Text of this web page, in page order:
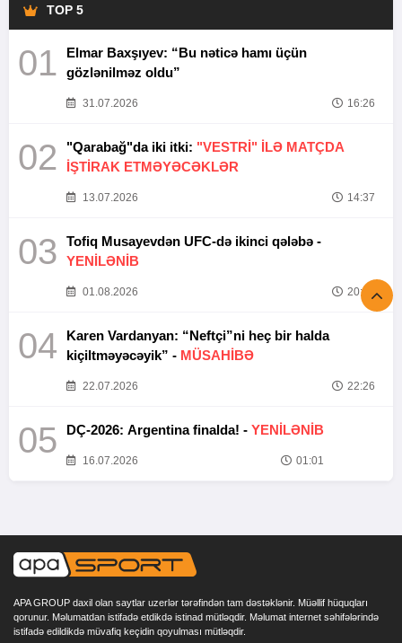
TOP 5
01
Elmar Baxşıyev: “Bu nəticə hamı üçün
gözlənilməz oldu”
31.07.2026 16:26
02 "Qarabağ"da iki itki: "VESTRİ" İLƏ MATÇDA
İŞTİRAK ETMƏYƏCƏKLƏR
13.07.2026 14:37
03
Tofiq Musayevdən UFC-də ikinci qələbə -
YENİLƏNİB
01.08.2026 20:52
04
Karen Vardanyan: “Neftçi”ni heç bir halda
kiçiltməyəcəyik” - MÜSAHİBƏ
22.07.2026 22:26
05 DÇ-2026: Argentina finalda! - YENİLƏNİB
16.07.2026 01:01
APA GROUP daxil olan saytlar uzerlər tərəfindən tam dəstəklənir. Müəllif hüquqları
qorunur. Məlumatdan istifadə etdikdə istinad mütləqdir. Məlumat internet səhifələrində
istifadə edildikdə müvafiq keçidin qoyulması mütləqdir.